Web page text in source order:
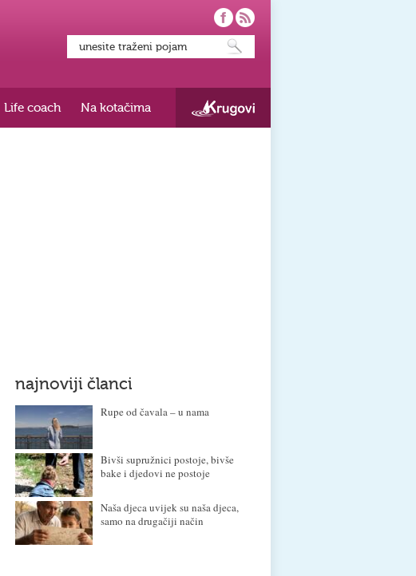
Life coach Na kotačima
najnoviji članci
Rupe od čavala – u nama
Bivši supružnici postoje, bivše
bake i djedovi ne postoje
Naša djeca uvijek su naša djeca,
samo na drugačiji način